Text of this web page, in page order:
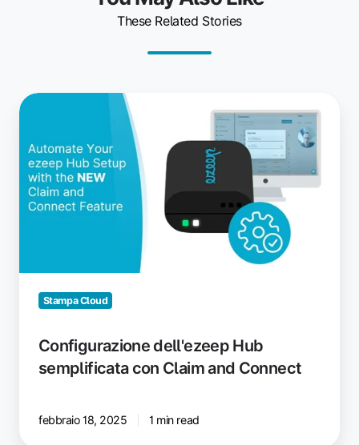
These Related Stories
Configurazione
Hub
semplificata
con
Claim
Stampa Cloud
Configurazione dell'ezeep Hub
semplificata con Claim and Connect
febbraio 18, 2025 1 min read